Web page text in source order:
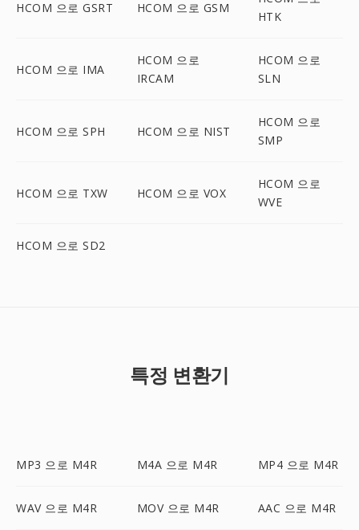
HCOM 으로 GSRT HCOM 으로 GSM
HTK
HCOM 으로 IMA
HCOM 으로
IRCAM
HCOM 으로
SLN
HCOM 으로 SPH HCOM 으로 NIST
HCOM 으로
SMP
HCOM 으로 TXW HCOM 으로 VOX
HCOM 으로
WVE
HCOM 으로 SD2
특정 변환기
MP3 으로 M4R M4A 으로 M4R MP4 으로 M4R
WAV 으로 M4R MOV 으로 M4R AAC 으로 M4R